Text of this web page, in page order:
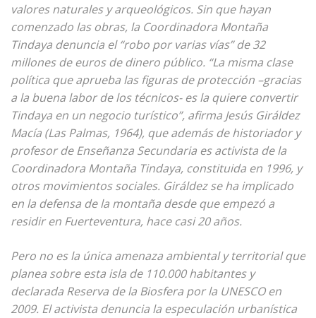
valores naturales y arqueológicos. Sin que hayan
comenzado las obras, la Coordinadora Montaña
Tindaya denuncia el “robo por varias vías” de 32
millones de euros de dinero público. “La misma clase
política que aprueba las figuras de protección –gracias
a la buena labor de los técnicos- es la quiere convertir
Tindaya en un negocio turístico”, afirma Jesús Giráldez
Macía (Las Palmas, 1964), que además de historiador y
profesor de Enseñanza Secundaria es activista de la
Coordinadora Montaña Tindaya, constituida en 1996, y
otros movimientos sociales. Giráldez se ha implicado
en la defensa de la montaña desde que empezó a
residir en Fuerteventura, hace casi 20 años.
Pero no es la única amenaza ambiental y territorial que
planea sobre esta isla de 110.000 habitantes y
declarada Reserva de la Biosfera por la UNESCO en
2009. El activista denuncia la especulación urbanística